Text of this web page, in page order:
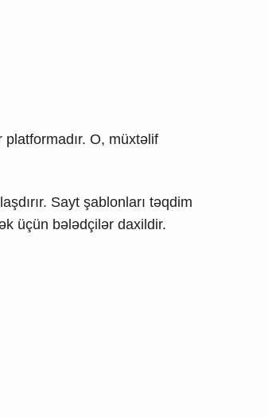
O, müxtəlif
Sayt şablonları təqdim
üçün bələdçilər daxildir.